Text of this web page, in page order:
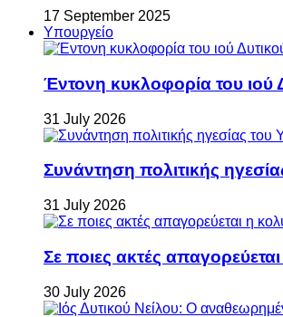
17 September 2025
Υπουργείο
Έντονη κυκλοφορία του ιού
31 July 2026
Συνάντηση πολιτικής
31 July 2026
Σε ποιες ακτές
30 July 2026